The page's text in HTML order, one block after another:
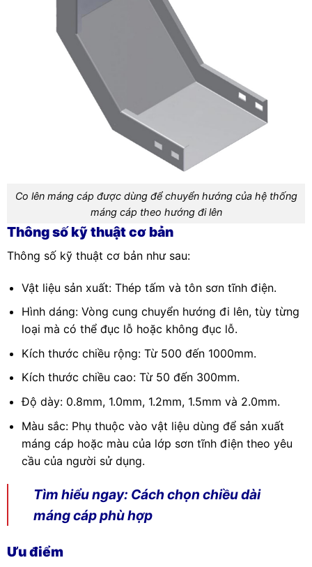
Co lên máng cáp được dùng để chuyển hướng của hệ thống
máng cáp theo hướng đi lên
Thông số kỹ thuật cơ bản
Thông số kỹ thuật cơ bản như sau:
Vật liệu sản xuất: Thép tấm và tôn sơn tĩnh điện.
Hình dáng: Vòng cung chuyển hướng đi lên, tùy từng
loại mà có thể đục lỗ hoặc không đục lỗ.
Kích thước chiều rộng: Từ 500 đến 1000mm.
Kích thước chiều cao: Từ 50 đến 300mm.
Độ dày: 0.8mm, 1.0mm, 1.2mm, 1.5mm và 2.0mm.
Màu sắc: Phụ thuộc vào vật liệu dùng để sản xuất
máng cáp hoặc màu của lớp sơn tĩnh điện theo yêu
cầu của người sử dụng.
Tìm hiểu ngay: Cách chọn chiều dài
máng cáp phù hợp
Ưu điểm